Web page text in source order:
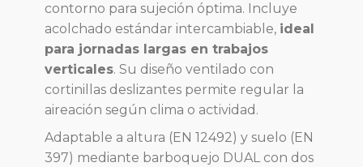
contorno para sujeción óptima. Incluye
acolchado estándar intercambiable, ideal
para jornadas largas en trabajos
verticales. Su diseño ventilado con
cortinillas deslizantes permite regular la
aireación según clima o actividad.
Adaptable a altura (EN 12492) y suelo (EN
397) mediante barboquejo DUAL con dos